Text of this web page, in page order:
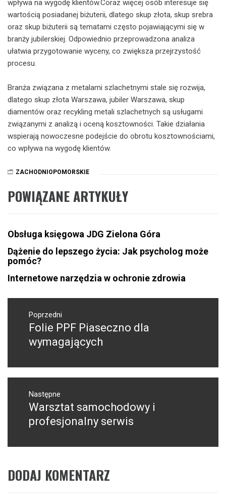
wpływa na wygodę klientów.Coraz więcej osób interesuje się
wartością posiadanej biżuterii, dlatego skup złota, skup srebra
oraz skup biżuterii są tematami często pojawiającymi się w
branży jubilerskiej. Odpowiednio przeprowadzona analiza
ułatwia przygotowanie wyceny, co zwiększa przejrzystość
procesu.
Branża związana z metalami szlachetnymi stale się rozwija,
dlatego skup złota Warszawa, jubiler Warszawa, skup
diamentów oraz recykling metali szlachetnych są usługami
związanymi z analizą i oceną kosztowności. Takie działania
wspierają nowoczesne podejście do obrotu kosztownościami,
co wpływa na wygodę klientów.
ZACHODNIOPOMORSKIE
POWIĄZANE ARTYKUŁY
Obsługa księgowa JDG Zielona Góra
Dążenie do lepszego życia: Jak psycholog może
pomóc?
Internetowe narzędzia w ochronie zdrowia
Nawigacja
wpisuPoprzedni
Poprzedni
wpis:
Folie PPF Piaseczno dla
wymagających
Następne
Następny
post:
Warsztat samochodowy i
profesjonalny serwis
DODAJ KOMENTARZ